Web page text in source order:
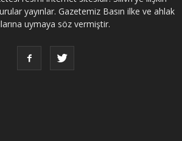
yayınlar. Gazetemiz Basın ilke ve ahlak
uymaya söz vermiştir.